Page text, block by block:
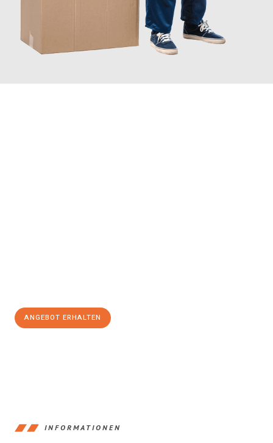
ANGEBOT ERHALTEN
INFORMATIONEN